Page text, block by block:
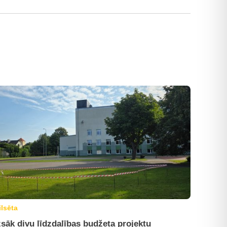
divu līdzdalības budžeta projektu